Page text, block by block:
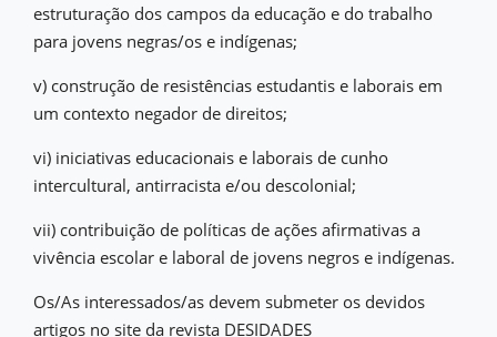
estruturação dos campos da educação e do trabalho
para jovens negras/os e indígenas;
v) construção de resistências estudantis e laborais em
um contexto negador de direitos;
vi) iniciativas educacionais e laborais de cunho
intercultural, antirracista e/ou descolonial;
vii) contribuição de políticas de ações afirmativas a
vivência escolar e laboral de jovens negros e indígenas.
Os/As interessados/as devem submeter os devidos
artigos no site da revista DESIDADES